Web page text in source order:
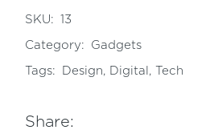
SKU: 13
Category: Gadgets
Tags: Design, Digital , Tech
Share: